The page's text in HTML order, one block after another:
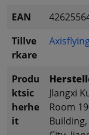
EAN
Tillve
rkare
Produ
ktsic
herhe
it
Jlangxi
Room